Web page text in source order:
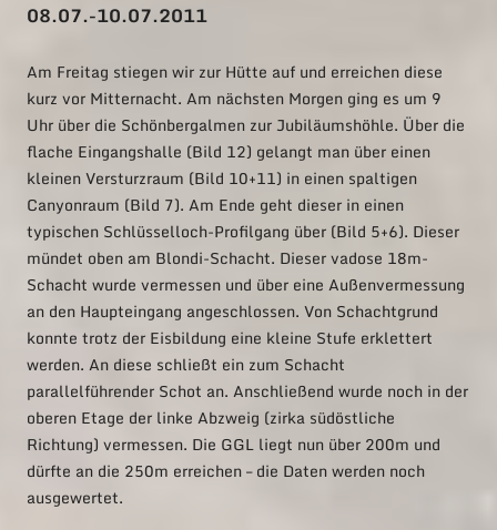
08.07.-10.07.2011
Am Freitag stiegen wir zur Hütte auf und erreichen diese
kurz vor Mitternacht. Am nächsten Morgen ging es um 9
Uhr über die Schönbergalmen zur Jubiläumshöhle. Über die
flache Eingangshalle (Bild 12) gelangt man über einen
kleinen Versturzraum (Bild 10+11) in einen spaltigen
Canyonraum (Bild 7). Am Ende geht dieser in einen
typischen Schlüsselloch-Profilgang über (Bild 5+6). Dieser
mündet oben am Blondi-Schacht. Dieser vadose 18m-
Schacht wurde vermessen und über eine Außenvermessung
an den Haupteingang angeschlossen. Von Schachtgrund
konnte trotz der Eisbildung eine kleine Stufe erklettert
werden. An diese schließt ein zum Schacht
parallelführender Schot an. Anschließend wurde noch in der
oberen Etage der linke Abzweig (zirka südöstliche
Richtung) vermessen. Die GGL liegt nun über 200m und
dürfte an die 250m erreichen – die Daten werden noch
ausgewertet.